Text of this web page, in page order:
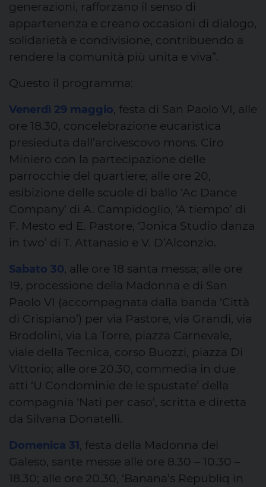
generazioni, rafforzano il senso di
appartenenza e creano occasioni di dialogo,
solidarietà e condivisione, contribuendo a
rendere la comunità più unita e viva”.
Questo il programma:
Venerdì 29 maggio, festa di San Paolo VI, alle
ore 18.30, concelebrazione eucaristica
presieduta dall’arcivescovo mons. Ciro
Miniero con la partecipazione delle
parrocchie del quartiere; alle ore 20,
esibizione delle scuole di ballo ‘Ac Dance
Company’ di A. Campidoglio, ‘A tiempo’ di
F. Mesto ed E. Pastore, ‘Jonica Studio danza
in two’ di T. Attanasio e V. D’Alconzio.
Sabato 30, alle ore 18 santa messa; alle ore
19, processione della Madonna e di San
Paolo VI (accompagnata dalla banda ‘Città
di Crispiano’) per via Pastore, via Grandi, via
Brodolini, via La Torre, piazza Carnevale,
viale della Tecnica, corso Buozzi, piazza Di
Vittorio; alle ore 20.30, commedia in due
atti ‘U Condominie de le spustate’ della
compagnia ‘Nati per caso’, scritta e diretta
da Silvana Donatelli.
Domenica 31, festa della Madonna del
Galeso, sante messe alle ore 8.30 – 10.30 –
18.30; alle ore 20.30, ‘Banana’s Republiq in